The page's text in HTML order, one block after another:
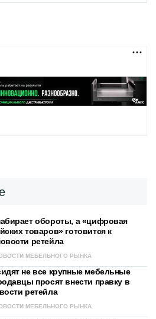
обороты, а «цифровая
товаров» готовится к
ретейла
МЕБЕЛЬНОГО РЫНКА
не все крупные мебельные
просят внести правку в
ретейла
МЕБЕЛЬНОГО РЫНКА